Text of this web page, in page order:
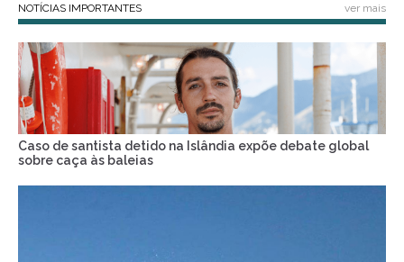
NOTÍCIAS IMPORTANTES ver mais
Caso de santista detido na Islândia expõe debate global
sobre caça às baleias